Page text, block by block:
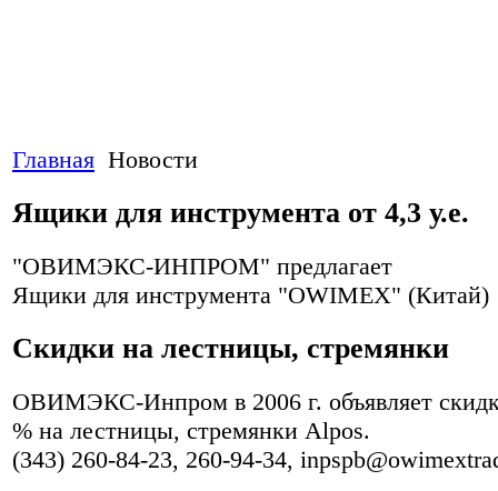
Главная Новости
Ящики для инструмента от 4,3 у.е.
"ОВИМЭКС-ИНПРОМ" предлагает
Ящики для инструмента "OWIMEX" (Китай)
Скидки на лестницы, стремянки
ОВИМЭКС-Инпром в 2006 г. объявляет
% на лестницы, стремянки Alpos.
(343) 260-84-23, 260-94-34,